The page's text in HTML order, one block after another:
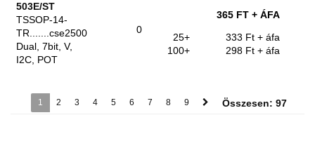
503E/ST
TSSOP-14-
TR.......cse2500
Dual, 7bit, V,
I2C, POT
0
365 FT + ÁFA
25+
333 Ft + áfa
100+
298 Ft + áfa
1 2 3 4 5 6 7 8 9 Összesen: 97